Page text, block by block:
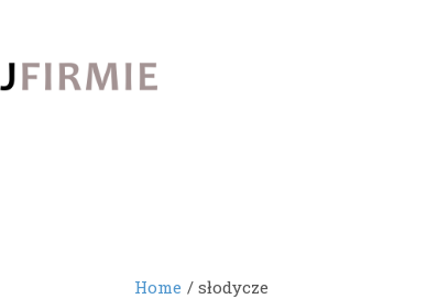
Home słodycze